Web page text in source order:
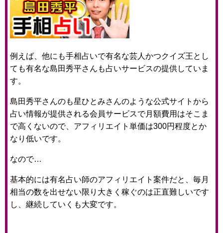
例えば、他にも手相占いで有名な芸人かつクイズ王とし
ても有名な島田秀平さんも占いサービスの提供していま
す。
島田秀平さんのも星ひとみさんのような公式サイトから
占い情報が提供される会員サービスで月額費用はそこま
で高くないので、アフィリエイト単価は300円程度とか
なり低いです。
なので…
基本的には有名占い師のアフィリエイト案件だと、毎月
相当の数を出せない限り大きく稼ぐのは正直難しいです
し、継続していくも大変です。